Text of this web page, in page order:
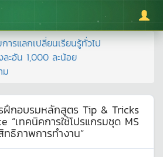
ารแลกเปลี่ยนเรียนรู้ทั่วไป
ละอัน 1,000 ละน้อย
ม
รฝึกอบรมหลักสูตร Tip & Tricks
“เทคนิคการใช้โปรแกรมชุด MS
ธิภาพการทำงาน”